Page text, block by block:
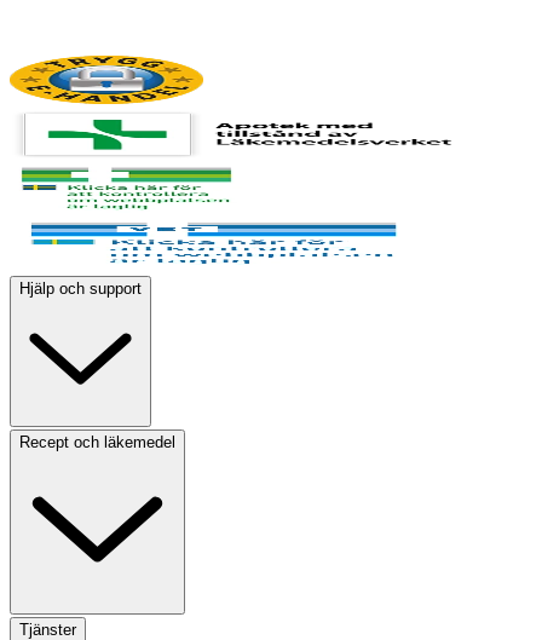
Hjälp och support
Recept och läkemedel
Tjänster